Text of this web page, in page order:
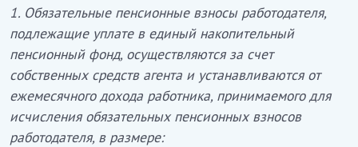
1. Обязательные пенсионные взносы работодателя,
подлежащие уплате в единый накопительный
пенсионный фонд, осуществляются за счет
собственных средств агента и устанавливаются от
ежемесячного дохода работника, принимаемого для
исчисления обязательных пенсионных взносов
работодателя, в размере: